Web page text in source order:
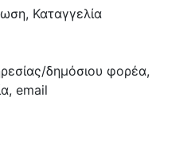
Καταγγελία
δημόσιου φορέα,
email